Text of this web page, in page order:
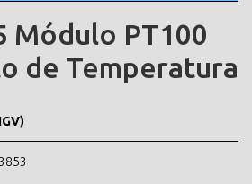
Módulo PT100
de Temperatura